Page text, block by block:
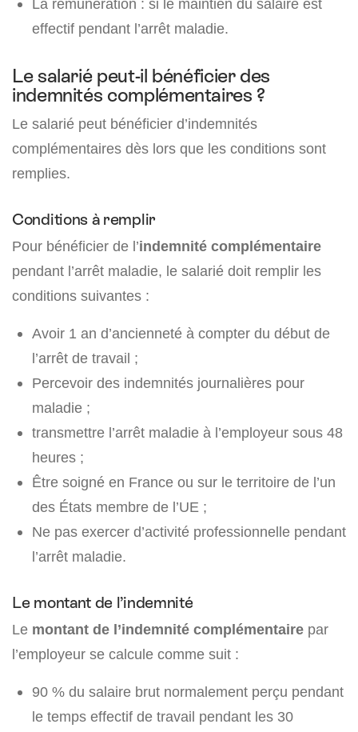
La rémunération : si le maintien du salaire est
effectif pendant l’arrêt maladie.
Le salarié peut-il bénéficier des
indemnités complémentaires ?
Le salarié peut bénéficier d’indemnités
complémentaires dès lors que les conditions sont
remplies.
Conditions à remplir
Pour bénéficier de l’indemnité complémentaire
pendant l’arrêt maladie, le salarié doit remplir les
conditions suivantes :
Avoir 1 an d’ancienneté à compter du début de
l’arrêt de travail ;
Percevoir des indemnités journalières pour
maladie ;
transmettre l’arrêt maladie à l’employeur sous 48
heures ;
Être soigné en France ou sur le territoire de l’un
des États membre de l’UE ;
Ne pas exercer d’activité professionnelle pendant
l’arrêt maladie.
Le montant de l’indemnité
Le montant de l’indemnité complémentaire par
l’employeur se calcule comme suit :
90 % du salaire brut normalement perçu pendant
le temps effectif de travail pendant les 30